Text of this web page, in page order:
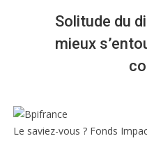
Solitude du
mieux
Le saviez-vous ? Fonds